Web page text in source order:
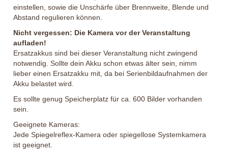
einstellen, sowie die Unschärfe über Brennweite, Blende und
Abstand regulieren können.
Nicht vergessen: Die Kamera vor der Veranstaltung
aufladen!
Ersatzakkus sind bei dieser Veranstaltung nicht zwingend
notwendig. Sollte dein Akku schon etwas älter sein, nimm
lieber einen Ersatzakku mit, da bei Serienbildaufnahmen der
Akku belastet wird.
Es sollte genug Speicherplatz für ca. 600 Bilder vorhanden
sein.
Geeignete Kameras:
Jede Spiegelreflex-Kamera oder spiegellose Systemkamera
ist geeignet.